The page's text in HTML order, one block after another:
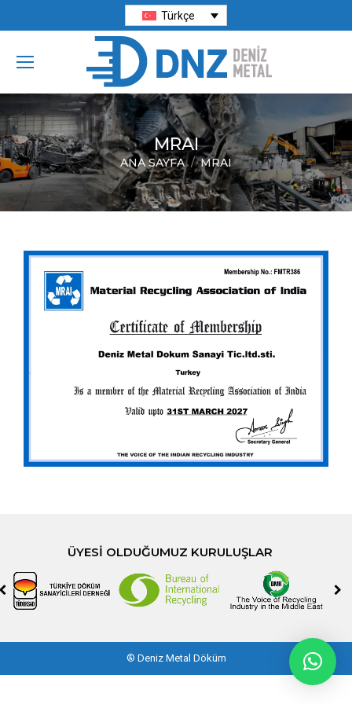
Türkçe
MRAI
You are here:
ANA SAYFA MRAI
ÜYESI OLDUĞUMUZ KURULUŞLAR
® Deniz Metal Döküm